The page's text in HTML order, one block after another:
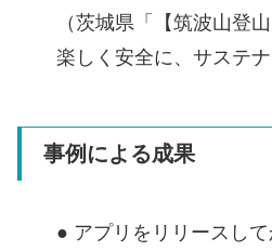
（茨城県「【筑波山登
楽しく安全に、サステ
事例による成果
● アプリをリリースし